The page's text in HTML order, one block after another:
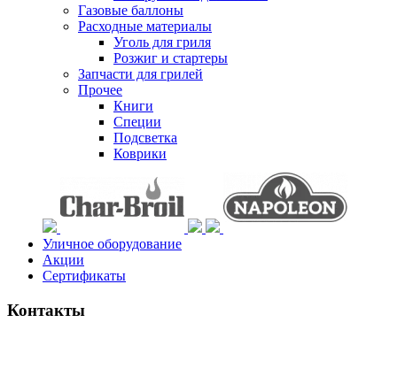
Газовые баллоны
Расходные материалы
Уголь для гриля
Розжиг и стартеры
Запчасти для грилей
Прочее
Книги
Специи
Подсветка
Коврики
Уличное оборудование
Акции
Сертификаты
Контакты